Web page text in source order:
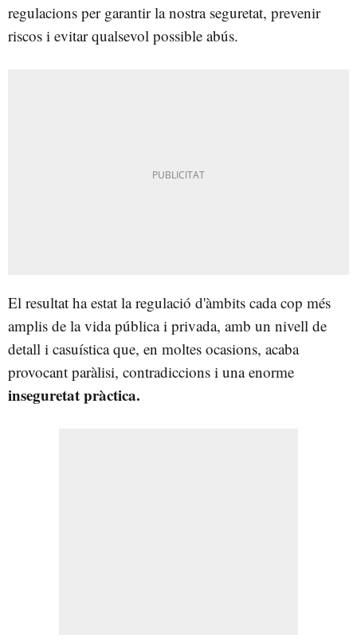
regulacions per garantir la nostra seguretat, prevenir
riscos i evitar qualsevol possible abús.
El resultat ha estat la regulació d'àmbits cada cop més
amplis de la vida pública i privada, amb un nivell de
detall i casuística que, en moltes ocasions, acaba
provocant paràlisi, contradiccions i una enorme
inseguretat pràctica.